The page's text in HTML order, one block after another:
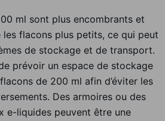
ml sont plus encombrants et
les flacons plus petits, ce qui peut
de stockage et de transport.
prévoir un espace de stockage
de 200 ml afin d’éviter les
Des armoires ou des
e-liquides peuvent être une